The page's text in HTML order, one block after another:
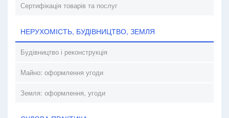
Сертифікація товарів та послуг
НЕРУХОМІСТЬ, БУДІВНИЦТВО, ЗЕМЛЯ
Будівництво і реконструкція
Майно: оформлення угоди
Земля: оформлення, угоди